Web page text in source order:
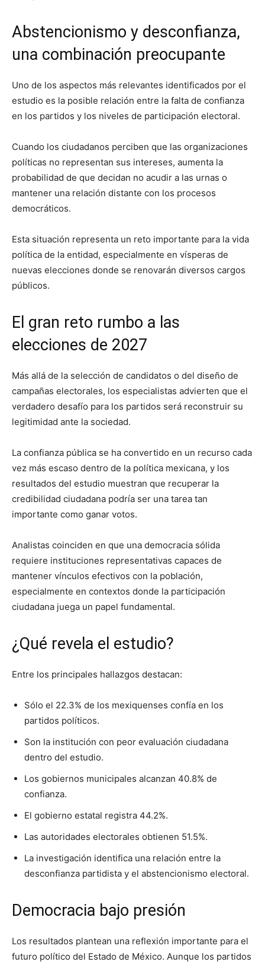
Abstencionismo y desconfianza,
una combinación preocupante
Uno de los aspectos más relevantes identificados por el
estudio es la posible relación entre la falta de confianza
en los partidos y los niveles de participación electoral.
Cuando los ciudadanos perciben que las organizaciones
políticas no representan sus intereses, aumenta la
probabilidad de que decidan no acudir a las urnas o
mantener una relación distante con los procesos
democráticos.
Esta situación representa un reto importante para la vida
política de la entidad, especialmente en vísperas de
nuevas elecciones donde se renovarán diversos cargos
públicos.
El gran reto rumbo a las
elecciones de 2027
Más allá de la selección de candidatos o del diseño de
campañas electorales, los especialistas advierten que el
verdadero desafío para los partidos será reconstruir su
legitimidad ante la sociedad.
La confianza pública se ha convertido en un recurso cada
vez más escaso dentro de la política mexicana, y los
resultados del estudio muestran que recuperar la
credibilidad ciudadana podría ser una tarea tan
importante como ganar votos.
Analistas coinciden en que una democracia sólida
requiere instituciones representativas capaces de
mantener vínculos efectivos con la población,
especialmente en contextos donde la participación
ciudadana juega un papel fundamental.
¿Qué revela el estudio?
Entre los principales hallazgos destacan:
Sólo el 22.3% de los mexiquenses confía en los
partidos políticos.
Son la institución con peor evaluación ciudadana
dentro del estudio.
Los gobiernos municipales alcanzan 40.8% de
confianza.
El gobierno estatal registra 44.2%.
Las autoridades electorales obtienen 51.5%.
La investigación identifica una relación entre la
desconfianza partidista y el abstencionismo electoral.
Democracia bajo presión
Los resultados plantean una reflexión importante para el
futuro político del Estado de México. Aunque los partidos